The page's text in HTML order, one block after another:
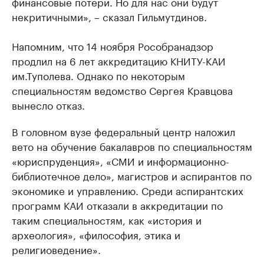
некритичными», – сказал Гильмутдинов.
Напомним, что 14 ноября Рособранадзор
продлил на 6 лет аккредитацию КНИТУ-КАИ
им.Туполева. Однако по некоторым
специальностям ведомство Сергея Кравцова
вынесло отказ.
В головном вузе федеральный центр наложил
вето на обучение бакалавров по специальностям
«юриспруденция», «СМИ и информационно-
библиотечное дело», магистров и аспирантов по
экономике и управлению. Среди аспирантских
программ КАИ отказали в аккредитации по
таким специальностям, как «история и
археология», «философия, этика и
религиоведение».